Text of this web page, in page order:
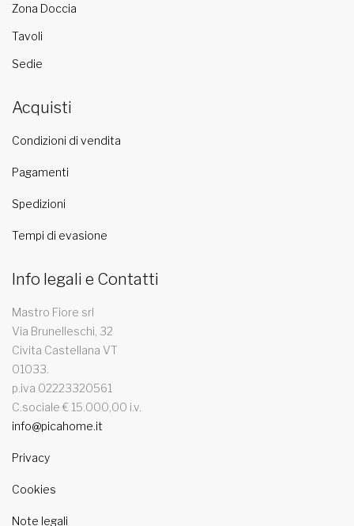
Zona Doccia
Tavoli
Sedie
Acquisti
Condizioni di vendita
Pagamenti
Spedizioni
Tempi di evasione
Info legali e Contatti
Mastro Fiore srl
Via Brunelleschi, 32
Civita Castellana VT
01033.
p.iva 02223320561
C.sociale € 15.000,00 i.v.
info@picahome.it
Privacy
Cookies
Note legali